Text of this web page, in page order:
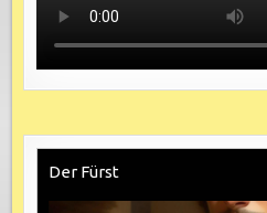
Der Fürst